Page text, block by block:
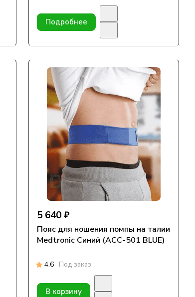
Подробнее
5 640 ₽
Пояс для ношения помпы на талии
Medtronic Синий (ACC-501 BLUE)
4.6 Под заказ
В корзину